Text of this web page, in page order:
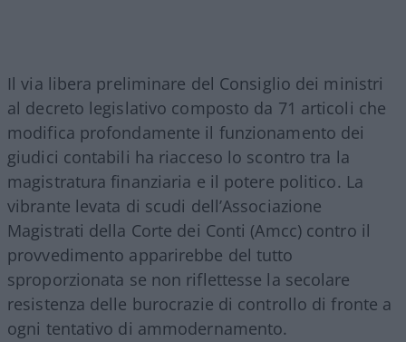
Il via libera preliminare del Consiglio dei ministri
al decreto legislativo composto da 71 articoli che
modifica profondamente il funzionamento dei
giudici contabili ha riacceso lo scontro tra la
magistratura finanziaria e il potere politico. La
vibrante levata di scudi dell’Associazione
Magistrati della Corte dei Conti (Amcc) contro il
provvedimento apparirebbe del tutto
sproporzionata se non riflettesse la secolare
resistenza delle burocrazie di controllo di fronte a
ogni tentativo di ammodernamento.